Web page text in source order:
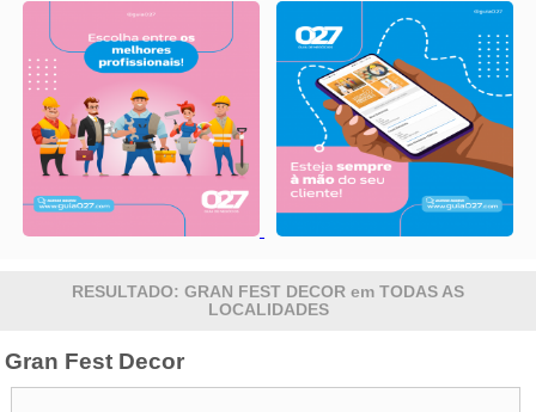
RESULTADO: GRAN FEST DECOR em TODAS AS
LOCALIDADES
Gran Fest Decor